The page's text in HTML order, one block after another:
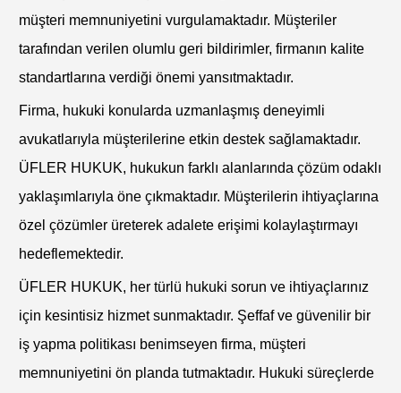
müşteri memnuniyetini vurgulamaktadır. Müşteriler
tarafından verilen olumlu geri bildirimler, firmanın kalite
standartlarına verdiği önemi yansıtmaktadır.
Firma, hukuki konularda uzmanlaşmış deneyimli
avukatlarıyla müşterilerine etkin destek sağlamaktadır.
ÜFLER HUKUK, hukukun farklı alanlarında çözüm odaklı
yaklaşımlarıyla öne çıkmaktadır. Müşterilerin ihtiyaçlarına
özel çözümler üreterek adalete erişimi kolaylaştırmayı
hedeflemektedir.
ÜFLER HUKUK, her türlü hukuki sorun ve ihtiyaçlarınız
için kesintisiz hizmet sunmaktadır. Şeffaf ve güvenilir bir
iş yapma politikası benimseyen firma, müşteri
memnuniyetini ön planda tutmaktadır. Hukuki süreçlerde